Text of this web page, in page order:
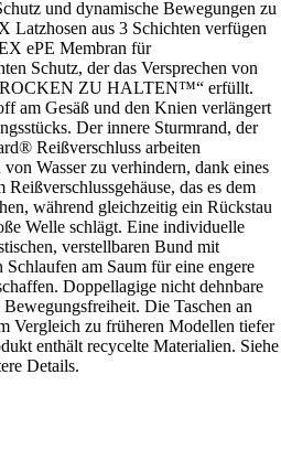
und dynamische Bewegungen zu
aus 3 Schichten verfügen
ePE Membran für
Schutz, der das Versprechen von
ZU HALTEN™“ erfüllt.
am Gesäß und den Knien verlängert
Der innere Sturmrand, der
Reißverschluss arbeiten
Wasser zu verhindern, dank eines
das es dem
während gleichzeitig ein Rückstau
Welle schlägt. Eine individuelle
verstellbaren Bund mit
am Saum für eine engere
Doppellagige nicht dehnbare
Die Taschen an
Vergleich zu früheren Modellen tiefer
enthält recycelte Materialien. Siehe
Details.